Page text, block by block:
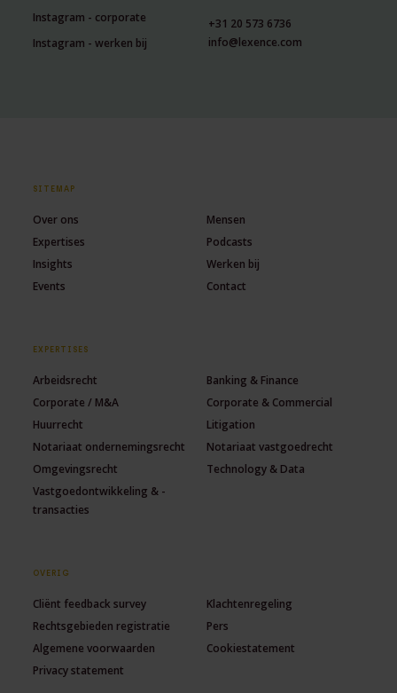
Instagram - corporate
Instagram - werken bij
+31 20 573 6736
info@lexence.com
SITEMAP
Over ons
Mensen
Expertises
Podcasts
Insights
Werken bij
Events
Contact
EXPERTISES
Arbeidsrecht
Banking & Finance
Corporate / M&A
Corporate & Commercial
Huurrecht
Litigation
Notariaat ondernemingsrecht
Notariaat vastgoedrecht
Omgevingsrecht
Technology & Data
Vastgoedontwikkeling & -
transacties
OVERIG
Cliënt feedback survey
Klachtenregeling
Rechtsgebieden registratie
Pers
Algemene voorwaarden
Cookiestatement
Privacy statement